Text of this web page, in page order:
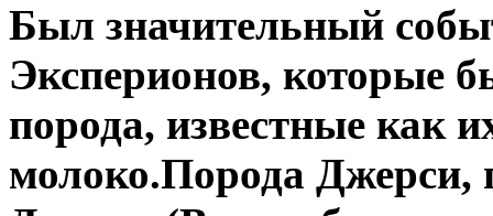
Был значительный
Эксперионов, которые
порода, известные как
молоко.Порода Джерси,